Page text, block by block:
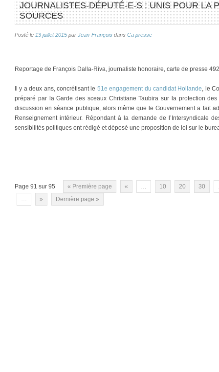
JOURNALISTES-DÉPUTÉ-E-S : UNIS POUR LA
SOURCES
Posté le 13 juillet 2015 par Jean-François dans Ca presse
Reportage de François Dalla-Riva, journaliste honoraire, carte de presse
Il y a deux ans, concrétisant le 51e engagement du candidat Hollande, le
préparé par la Garde des sceaux Christiane Taubira sur la protection
discussion en séance publique, alors même que le Gouvernement a fait
Renseignement intérieur. Répondant à la demande de l’Intersyndicale
sensibilités politiques ont rédigé et déposé une proposition de loi sur le
Page 91 sur 95 « Première page « … 10 20 30
…
» Dernière page »